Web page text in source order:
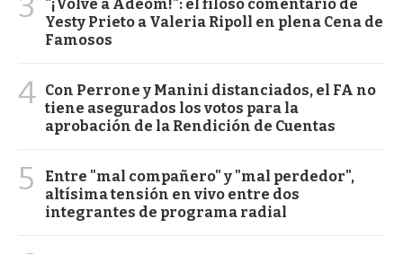
"¡Volvé a Adeom!": el filoso comentario de
Yesty Prieto a Valeria Ripoll en plena Cena de
Famosos
4 Con Perrone y Manini distanciados, el FA no
tiene asegurados los votos para la
aprobación de la Rendición de Cuentas
5
Entre "mal compañero" y "mal perdedor",
altísima tensión en vivo entre dos
integrantes de programa radial